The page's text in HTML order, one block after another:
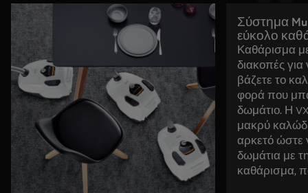
Σύστημα
εύκολο
Καθάρισμα
διακοπές για
βάζετε το
φορά που
δωμάτιο. Η
μακρύ
αρκετό ώστε
δωμάτια με
καθάρισμα,